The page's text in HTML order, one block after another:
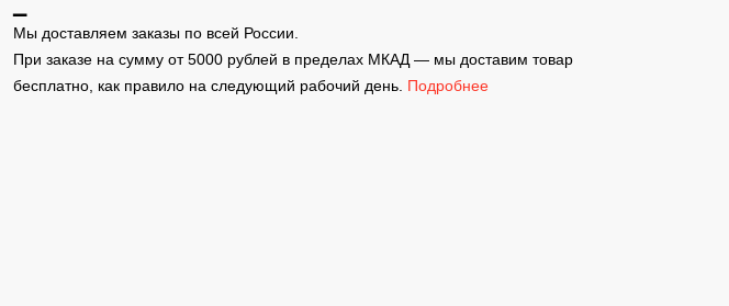
Мы доставляем заказы по всей России.
При заказе на сумму от 5000 рублей в пределах МКАД — мы доставим товар
бесплатно, как правило на следующий рабочий день. Подробнее